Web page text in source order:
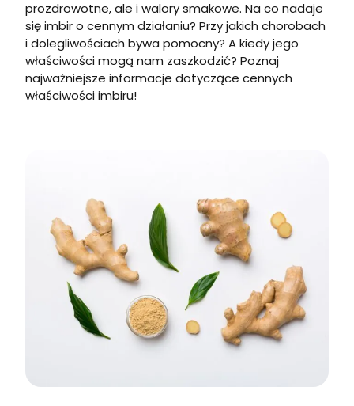
prozdrowotne, ale i walory smakowe. Na co nadaje
się imbir o cennym działaniu? Przy jakich chorobach
i dolegliwościach bywa pomocny? A kiedy jego
właściwości mogą nam zaszkodzić? Poznaj
najważniejsze informacje dotyczące cennych
właściwości imbiru!